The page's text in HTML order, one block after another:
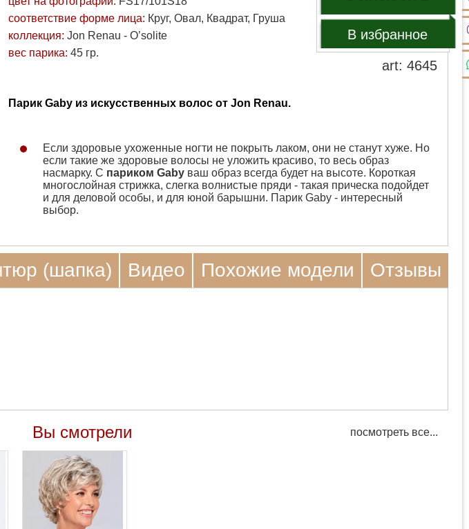
соответствие форме лица: Круг, Овал, Квадрат, Груша
коллекция: Jon Renau - O’solite
вес парика: 45 гр.
В избранное
art: 4645
Парик Gaby из искусственных волос от Jon Renau.
Если здоровые ухоженные ногти не покрыть лаком, они не станут хуже. Но
если такие же здоровые волосы не уложить красиво, то весь образ
насмарку. С париком Gabyваш образ всегда будет на высоте. Короткая
многослойная стрижка, слегка волнистые пряди - такая прическа подойдет
и для деловой особы, и для юной барышни. Парик Gaby - интересный
выбор.
(шапка) Видео Похожие модели Отзывы
Вы смотрели посмотреть все...